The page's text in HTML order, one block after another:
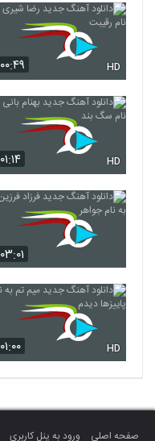
3683
۲۵۰ بازدید
3684
۲۵۶ بازدید
۲۶۵ بازدید
3686
۲۸۷ بازدید
۳۱۱ بازدید
3688
۰۰:۴۹ HD
۰۱:۱۴ HD
۰۳:۰۱
۰۱:۰۰ HD
صفحه اصلی ورود به پنل کاربری